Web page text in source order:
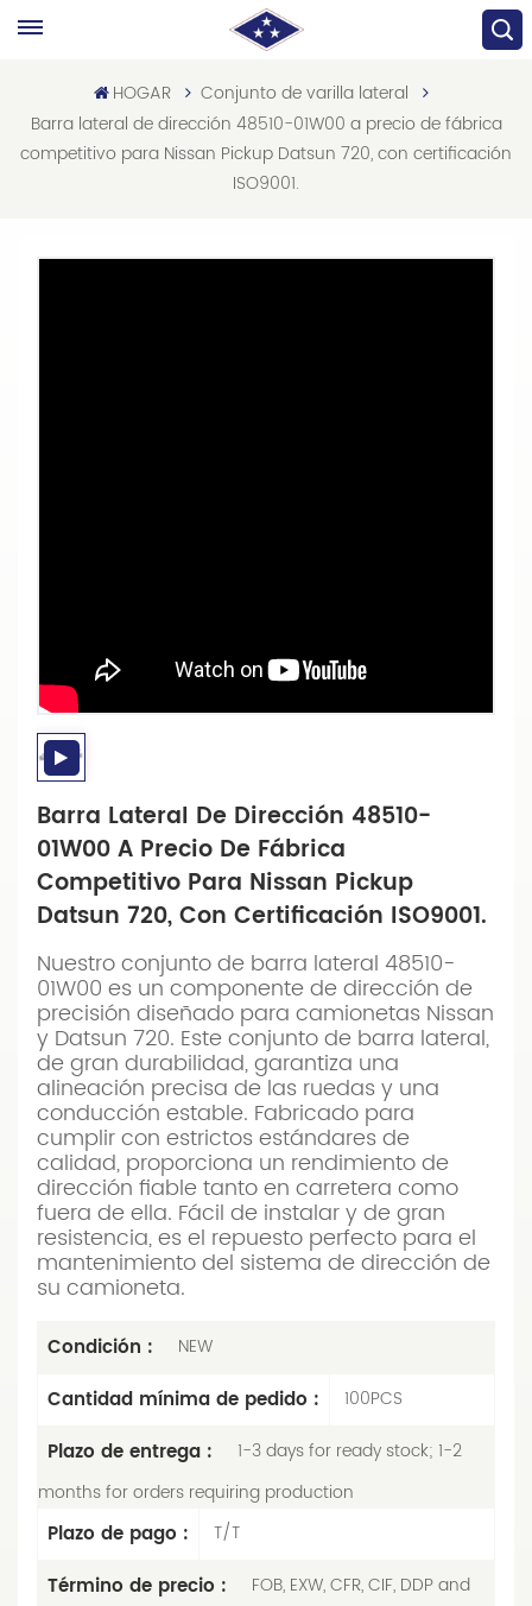
HOGAR
Conjunto de varilla lateral
Barra lateral de dirección 48510-01W00 a precio de fábrica
competitivo para Nissan Pickup Datsun 720, con certificación
ISO9001.
Barra Lateral De Dirección 48510-
01W00 A Precio De Fábrica
Competitivo Para Nissan Pickup
Datsun 720, Con Certificación ISO9001.
Nuestro conjunto de barra lateral 48510-
01W00 es un componente de dirección de
precisión diseñado para camionetas Nissan
y Datsun 720. Este conjunto de barra lateral,
de gran durabilidad, garantiza una
alineación precisa de las ruedas y una
conducción estable. Fabricado para
cumplir con estrictos estándares de
calidad, proporciona un rendimiento de
dirección fiable tanto en carretera como
fuera de ella. Fácil de instalar y de gran
resistencia, es el repuesto perfecto para el
mantenimiento del sistema de dirección de
su camioneta.
Condición : NEW
Cantidad mínima de pedido : 100PCS
Plazo de entrega :
1-3 days for ready stock; 1-2
months for orders requiring production
Plazo de pago : T/T
Término de precio :
FOB, EXW, CFR, CIF, DDP and